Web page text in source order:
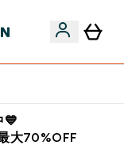
💙
大70%OFF